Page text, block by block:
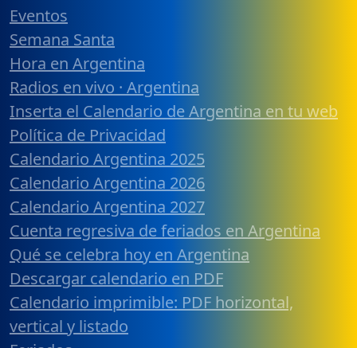
Eventos
Semana Santa
Hora en Argentina
Radios en vivo · Argentina
Inserta el Calendario de Argentina en tu web
Política de Privacidad
Calendario Argentina 2025
Calendario Argentina 2026
Calendario Argentina 2027
Cuenta regresiva de feriados en Argentina
Qué se celebra hoy en Argentina
Descargar calendario en PDF
Calendario imprimible: PDF horizontal,
vertical y listado